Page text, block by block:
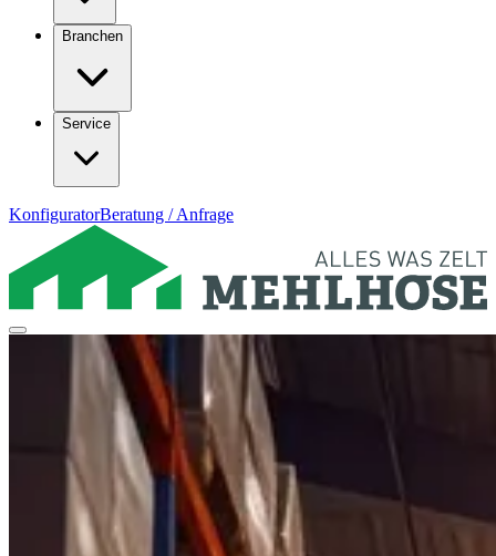
Branchen
Service
KonfiguratorBeratung / Anfrage